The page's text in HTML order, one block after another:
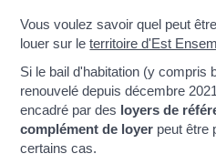
Vous voulez savoir quel peut
louer sur leterritoire d'Est
Si le bail d'habitation (y compris
renouvelé depuis décembre
encadré par des loyers de
complément de loyer peut être
certains cas.